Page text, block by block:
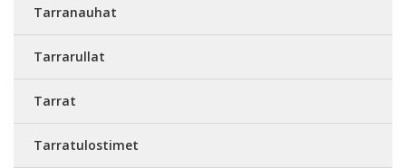
Tarranauhat
Tarrarullat
Tarrat
Tarratulostimet